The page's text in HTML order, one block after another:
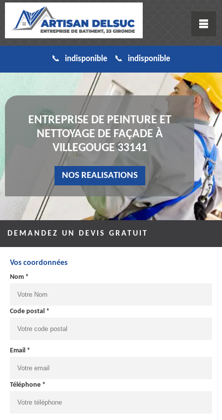
indisponible indisponible
ENTREPRISE DE PEINTURE ET
NETTOYAGE DE FAÇADE À
VILLEGOUGE 33141
NOS REALISATIONS
DEMANDEZ UN DEVIS GRATUIT
Vos coordonnées
Nom *
Code postal *
Email *
Téléphone *